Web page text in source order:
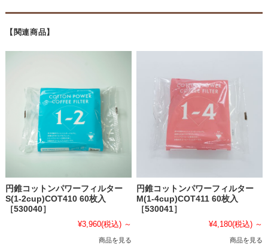
【関連商品】
円錐コットンパワーフィルター
S(1-2cup)COT410 60枚入
［530040］
¥3,960(税込) ～
商品を見る
円錐コットンパワーフィルター
M(1-4cup)COT411 60枚入
［530041］
¥4,180(税込) ～
商品を見る